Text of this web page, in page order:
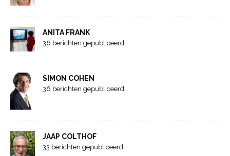
ANITA FRANK
36 berichten gepubliceerd
SIMON COHEN
36 berichten gepubliceerd
JAAP COLTHOF
33 berichten gepubliceerd